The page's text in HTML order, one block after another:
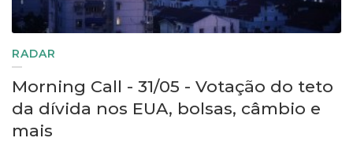
RADAR
Morning Call - 31/05 - Votação do teto
da dívida nos EUA, bolsas, câmbio e
mais